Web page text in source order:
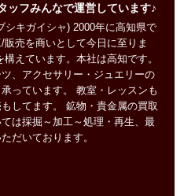
フみんなで運営しています♪
キガイシャ) 2000年に高知県で
売を商いとして今日に至りま
えています。本社は高知です。
、アクセサリー・ジュエリーの
っています。 教室・レッスンも
してます。 鉱物・貴金属の買取
は採掘～加工～処理・再生、最
だいております。